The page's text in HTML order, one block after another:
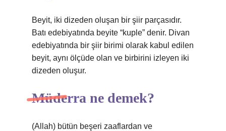
Beyit, iki dizeden oluşan bir şiir parçasıdır.
Batı edebiyatında beyite “kuple” denir. Divan
edebiyatında bir şiir birimi olarak kabul edilen
beyit, aynı ölçüde olan ve birbirini izleyen iki
dizeden oluşur.
Müderra ne demek?
(Allah) bütün beşeri zaaflardan ve